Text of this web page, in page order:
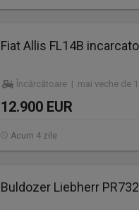
Fiat Allis FL14B
Încărcătoare | mai veche de
12.900 EUR
Acum 4 zile
Buldozer Liebherr